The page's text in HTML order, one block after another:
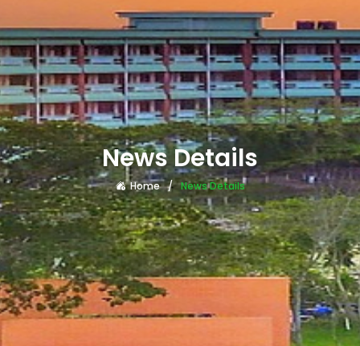
News Details
Home News Details